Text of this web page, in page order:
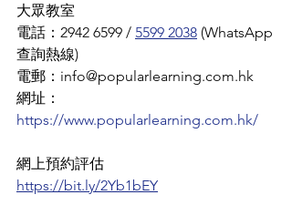
大眾教室
電話：2942 6599 / 5599 2038 (WhatsApp
查詢熱線)
電郵：info@popularlearning.com.hk
網址：
https://www.popularlearning.com.hk/
網上預約評估
https://bit.ly/2Yb1bEY